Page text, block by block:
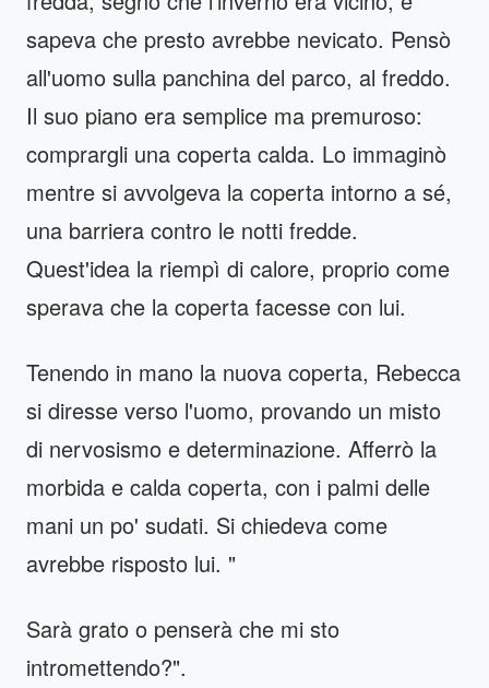
sapeva che presto avrebbe nevicato. Pensò
all'uomo sulla panchina del parco, al freddo.
Il suo piano era semplice ma premuroso:
comprargli una coperta calda. Lo immaginò
mentre si avvolgeva la coperta intorno a sé,
una barriera contro le notti fredde.
Quest'idea la riempì di calore, proprio come
sperava che la coperta facesse con lui.
Tenendo in mano la nuova coperta, Rebecca
si diresse verso l'uomo, provando un misto
di nervosismo e determinazione. Afferrò la
morbida e calda coperta, con i palmi delle
mani un po' sudati. Si chiedeva come
avrebbe risposto lui. "
Sarà grato o penserà che mi sto
intromettendo?".